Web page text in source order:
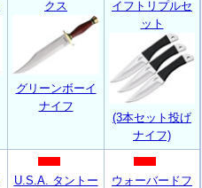
クス
グリーンボーイ
ナイフ
イフトリプルセ
ット
(3本セット投げ
ナイフ)
U.S.A. タントー
ウォーバードフ